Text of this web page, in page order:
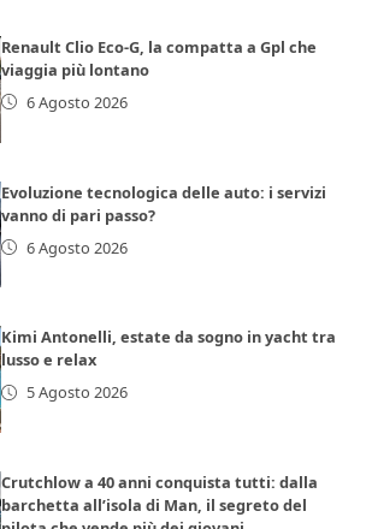
Renault Clio Eco-G, la compatta a Gpl che
viaggia più lontano
6 Agosto 2026
Evoluzione tecnologica delle auto: i servizi
vanno di pari passo?
6 Agosto 2026
Kimi Antonelli, estate da sogno in yacht tra
lusso e relax
5 Agosto 2026
Crutchlow a 40 anni conquista tutti: dalla
barchetta all’isola di Man, il segreto del